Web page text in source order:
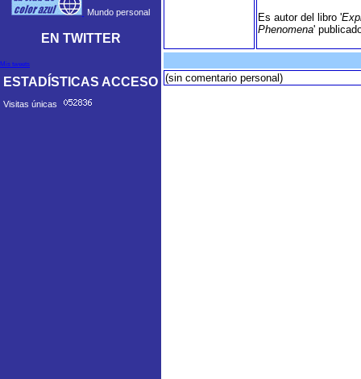
Mundo personal
EN TWITTER
Mis tweets
ESTADÍSTICAS ACCESO
Visitas únicas
Es autor del libro '
Phenomena'
(sin comentario personal)